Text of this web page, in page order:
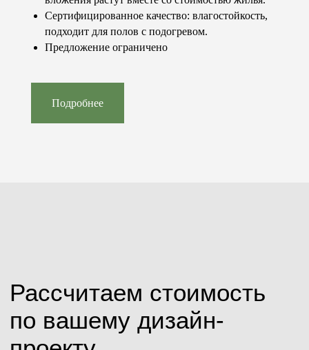
Сертифицированное качество: влагостойкость,
подходит для полов с подогревом.
Предложение ограничено
Подробнее
Стоимость
Контакты
Специальные
предложения
Часто
задаваемые
вопросы
Сайт носит исключительно информационный